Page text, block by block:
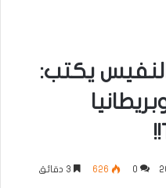
يكتب:
0
626